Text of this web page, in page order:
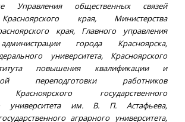
Управления общественных связей
края, Министерства
края, Главного управления
города Красноярска,
университета, Красноярского
повышения квалификации и
переподготовки работников
Красноярского государственного
университета им. В. П. Астафьева,
аграрного университета,